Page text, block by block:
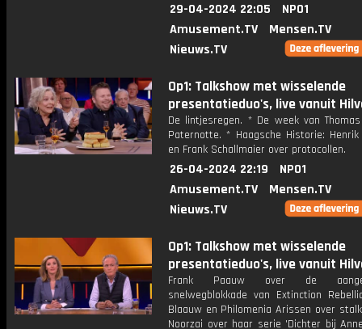
29-04-2024 22:05
NPO1
Amusement.TV
Mensen.TV
Nieuws.TV
Op1: Talkshow met wisselende
presentatieduo's, live vanuit
De lintjesregen. * De week van
Paternotte. * Haagsche Historie:
en Frank Schallmaier over protocollen.
26-04-2024 22:19
NPO1
Amusement.TV
Mensen.TV
Nieuws.TV
Op1: Talkshow met wisselende
presentatieduo's, live vanuit
Frank Paauw over de
snelwegblokkade van Extinction
Blaauw en Philomenia Arissen over
Noorzai over haar serie 'Dichter bij